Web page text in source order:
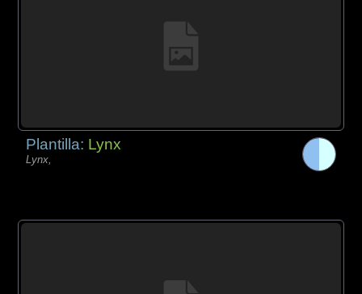
Plantilla: Lynx
Lynx,